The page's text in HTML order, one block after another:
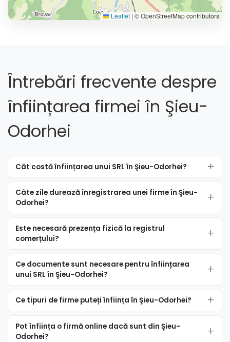
Leaflet | © OpenStreetMap contributors
Întrebări frecvente despre
înființarea firmei în Şieu-
Odorhei
Cât costă înființarea unui SRL în Şieu-Odorhei?
Câte zile durează înregistrarea unei firme în Şieu-
Odorhei?
Este necesară prezența fizică la registrul
comerțului?
Ce documente sunt necesare pentru înființarea
unui SRL în Şieu-Odorhei?
Ce tipuri de firme puteți înființa în Şieu-Odorhei?
Pot înființa o firmă online dacă sunt din Şieu-
Odorhei?